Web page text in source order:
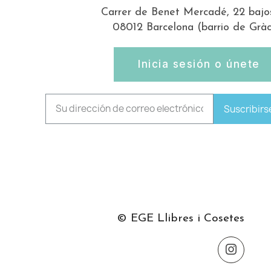
Carrer de Benet Mercadé, 22
08012 Barcelona (barrio de
Inicia sesión o únete
© EGE Llibres i Cosetes